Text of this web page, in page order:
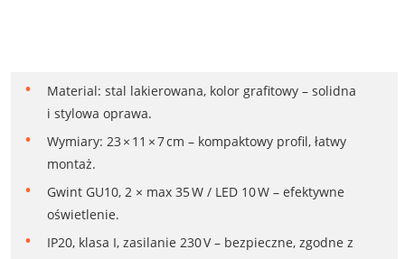
Material: stal lakierowana, kolor grafitowy – solidna
i stylowa oprawa.
Wymiary: 23 × 11 × 7 cm – kompaktowy profil, łatwy
montaż.
Gwint GU10, 2 × max 35 W / LED 10 W – efektywne
oświetlenie.
IP20, klasa I, zasilanie 230 V – bezpieczne, zgodne z